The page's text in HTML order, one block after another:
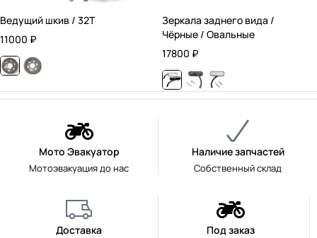
Ведущий шкив / 32T
11000 ₽
Зеркала заднего вида /
Чёрные / Овальные
17800 ₽
Мото Эвакуатор
Мотоэвакуация до нас
Наличие запчастей
Собственный склад
Доставка Под заказ